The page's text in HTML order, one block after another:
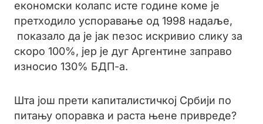
економски колапс исте године коме је
претходило успоравање од 1998 надаље,
показало да је јак пезос искривио слику за
скоро 100%, јер је дуг Аргентине заправо
износио 130% БДП-а.
Шта још прети капиталистичкој Србији по
питању опоравка и раста њене привреде?